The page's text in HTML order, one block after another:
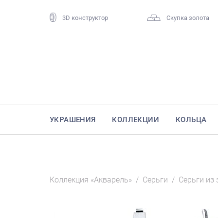
3D конструктор Скупка золота
УКРАШЕНИЯ КОЛЛЕКЦИИ КОЛЬЦА
Коллекция «Акварель» / Серьги / Серьги из